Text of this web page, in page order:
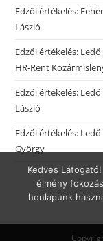
Edzői értékelés:
László
Edzői értékelés:
HR-Rent
Edzői értékelés:
László
Edzői értékelés:
György
Kedves
élmény
honlapunk